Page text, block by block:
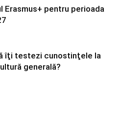
Erasmus+ pentru perioada
îţi testezi cunostinţele la
generală?